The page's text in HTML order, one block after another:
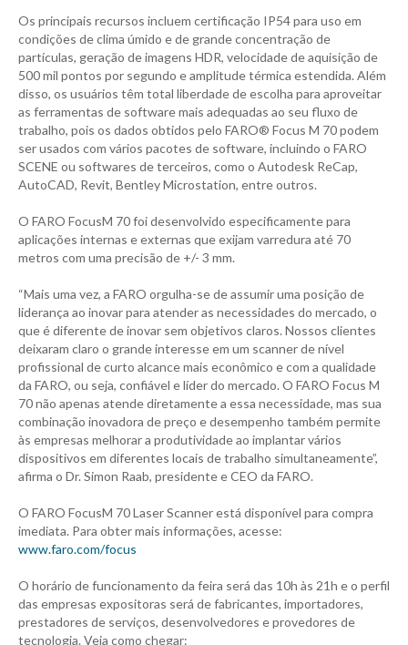
Os principais recursos incluem certificação IP54 para uso em
condições de clima úmido e de grande concentração de
partículas, geração de imagens HDR, velocidade de aquisição de
500 mil pontos por segundo e amplitude térmica estendida. Além
disso, os usuários têm total liberdade de escolha para aproveitar
as ferramentas de software mais adequadas ao seu fluxo de
trabalho, pois os dados obtidos pelo FARO® Focus M 70 podem
ser usados com vários pacotes de software, incluindo o FARO
SCENE ou softwares de terceiros, como o Autodesk ReCap,
AutoCAD, Revit, Bentley Microstation, entre outros.
O FARO FocusM 70 foi desenvolvido especificamente para
aplicações internas e externas que exijam varredura até 70
metros com uma precisão de +/- 3 mm.
“Mais uma vez, a FARO orgulha-se de assumir uma posição de
liderança ao inovar para atender as necessidades do mercado, o
que é diferente de inovar sem objetivos claros. Nossos clientes
deixaram claro o grande interesse em um scanner de nível
profissional de curto alcance mais econômico e com a qualidade
da FARO, ou seja, confiável e líder do mercado. O FARO Focus M
70 não apenas atende diretamente a essa necessidade, mas sua
combinação inovadora de preço e desempenho também permite
às empresas melhorar a produtividade ao implantar vários
dispositivos em diferentes locais de trabalho simultaneamente”,
afirma o Dr. Simon Raab, presidente e CEO da FARO.
O FARO FocusM 70 Laser Scanner está disponível para compra
imediata. Para obter mais informações, acesse:
www.faro.com/focus
O horário de funcionamento da feira será das 10h às 21h e o perfil
das empresas expositoras será de fabricantes, importadores,
prestadores de serviços, desenvolvedores e provedores de
tecnologia. Veja como chegar: